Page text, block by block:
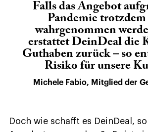
Falls das Angebot
Pandemie
wahrgenommen
erstattet DeinDeal die
Guthaben zurück – so
Risiko für unsere
Michele Fabio, Mitglied der
Doch wie schafft es DeinDeal,